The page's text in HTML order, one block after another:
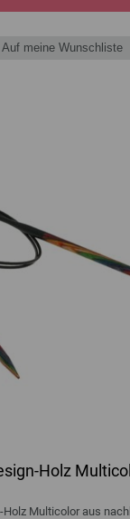
Auf meine Wunschliste
Holz
Multicolor aus